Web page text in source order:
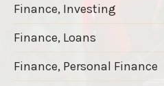
Finance, Investing
Finance, Loans
Finance, Personal Finance